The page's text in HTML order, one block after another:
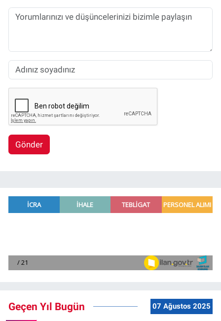
Gönder
Geçen Yıl Bugün 07 Ağustos 2025